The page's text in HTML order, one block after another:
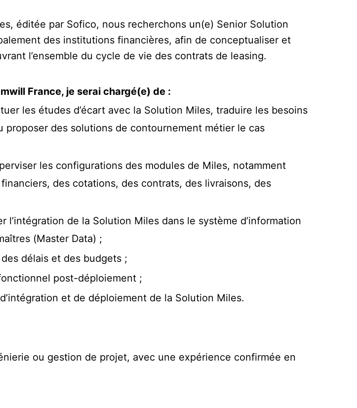
éditée par Sofico, nous recherchons un(e) Senior Solution
des institutions financières, afin de conceptualiser et
l’ensemble du cycle de vie des contrats de leasing.
France, je serai chargé(e) de :
les études d’écart avec la Solution Miles, traduire les besoins
des solutions de contournement métier le cas
les configurations des modules de Miles, notamment
des cotations, des contrats, des livraisons, des
de la Solution Miles dans le système d’information
(Master Data) ;
délais et des budgets ;
post-déploiement ;
et de déploiement de la Solution Miles.
ou gestion de projet, avec une expérience confirmée en